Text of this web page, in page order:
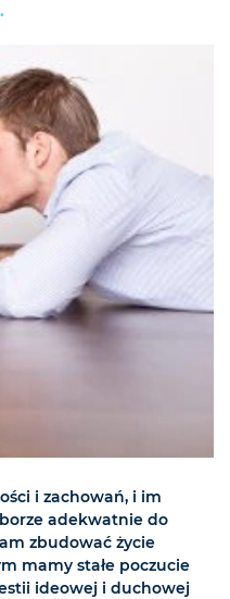
i zachowań, i im
adekwatnie do
zbudować życie
mamy stałe poczucie
ideowej i duchowej